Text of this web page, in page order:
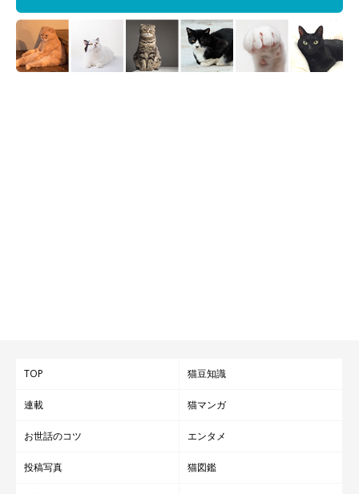
TOP 猫豆知識
連載 猫マンガ
お世話のコツ エンタメ
投稿写真 猫図鑑